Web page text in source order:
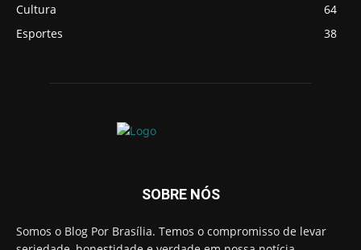
Cultura
64
Esportes
38
SOBRE NÓS
Somos o Blog Por Brasília. Temos o compromisso de levar